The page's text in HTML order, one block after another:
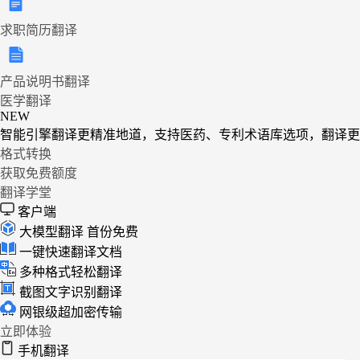
求职简历翻译
产品说明书翻译
医学翻译
NEW
智能引擎翻译更精准地道，支持医药、专利术语库选项，翻译
格式转换
获取免费额度
翻译学堂
客户端
大模型翻译 首份免费
一键快速翻译文档
多种格式轻松翻译
截图文字识别翻译
网银级超加密传输
立即体验
手机翻译